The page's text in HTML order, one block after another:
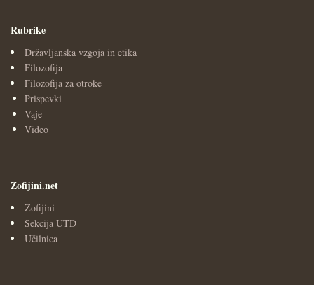
Rubrike
Državljanska vzgoja in etika
Filozofija
Filozofija za otroke
Prispevki
Vaje
Video
Zofijini.net
Zofijini
Sekcija UTD
Učilnica